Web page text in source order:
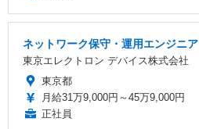
ネットワーク保守・運用エンジニア
東京エレクトロン デバイス株式会社
東京都
月給31万9,000円～45万9,000円
正社員